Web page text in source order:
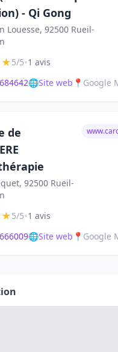
- Qi Gong
Louesse, 92500 Rueil-
★5/5•1 avis
🌐Site web 📍 Google
de
92500 Rueil-
★5/5•1 avis
🌐Site web 📍 Google